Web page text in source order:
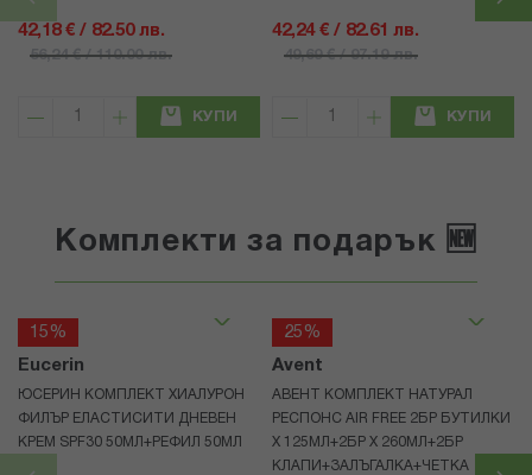
42,18 € / 82.50 лв.
56,24 € / 110.00 лв.
КУПИ
42,24 € / 82.61 лв.
49,69 € / 97.19 лв.
КУПИ
Комплекти за подарък 🆕
15%
Eucerin
ЮСЕРИН КОМПЛЕКТ ХИАЛУРОН
ФИЛЪР ЕЛАСТИСИТИ ДНЕВЕН
КРЕМ SPF30 50МЛ+РЕФИЛ 50МЛ
25%
Avent
АВЕНТ КОМПЛЕКТ НАТУРАЛ
РЕСПОНС AIR FREE 2БР БУТИЛКИ
Х 125МЛ+2БР Х 260МЛ+2БР
КЛАПИ+ЗАЛЪГАЛКА+ЧЕТКА